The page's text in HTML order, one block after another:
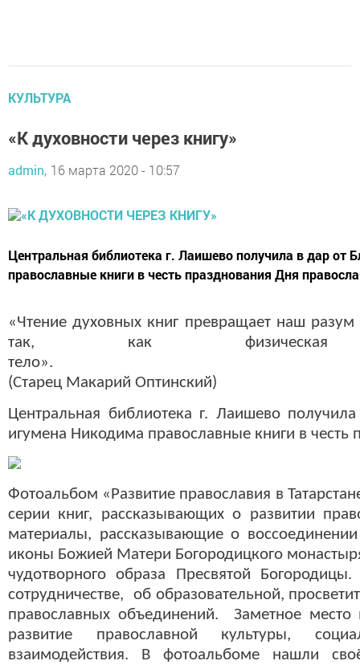
КУЛЬТУРА
«К духовности через книгу»
admin, 16 марта 2020 - 10:57
Центральная библиотека г. Лаишево получила в дар от
православные книги в честь празднования Дня
«Чтение духовных книг превращает наш
так, как
(Старец Макарий Оптинский)
Центральная библиотека г. Лаишево
игумена Никодима православные книги в честь
Фотоальбом «Развитие православия в
серии книг, рассказывающих о развитии
материалы, рассказывающие о
иконы Божией Матери Богородицкого
чудотворного образа Пресвятой
сотрудничестве, об образовательной,
православных объединений. Заметное
развитие православной культуры,
взаимодействия. В фотоальбоме нашли